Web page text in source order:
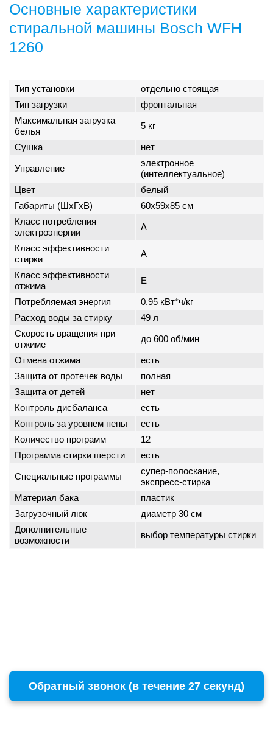
Основные характеристики
стиральной машины Bosch WFH
1260
Тип установки
отдельно стоящая
Тип загрузки
фронтальная
Максимальная загрузка
белья
5 кг
Сушка нет
Управление
электронное
(интеллектуальное)
Цвет
белый
Габариты (ШxГxВ)
60x59x85 см
Класс потребления
электроэнергии
A
Класс эффективности
стирки
A
Класс эффективности
отжима
E
Потребляемая энергия
0.95 кВт*ч/кг
Расход воды за стирку
49 л
Скорость вращения при
отжиме
до 600 об/мин
Отмена отжима
есть
Защита от протечек воды
полная
Защита от детей
нет
Контроль дисбаланса
есть
Контроль за уровнем пены
есть
Количество программ
12
Программа стирки шерсти
есть
Специальные программы
супер-полоскание,
экспресс-стирка
Материал бака
пластик
Загрузочный люк
диаметр 30 см
Дополнительные
возможности
выбор температуры стирки
Обратный звонок (в течение 27 секунд)